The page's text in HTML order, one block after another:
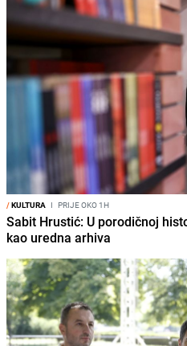
/KULTURA I PRIJE OKO 1H
Sabit Hrustić: U porodičnoj
kao uredna arhiva